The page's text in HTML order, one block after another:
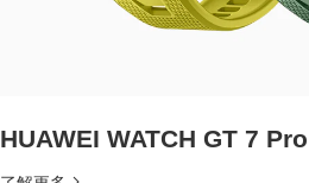
HUAWEI WATCH GT 7 Pro